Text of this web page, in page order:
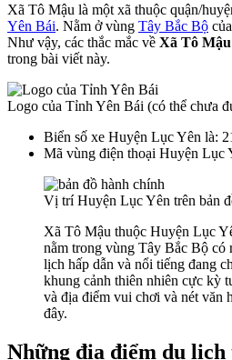
Xã Tô Mậu là một xã thuộc quận/
Yên Bái. Nằm ở vùng Tây Bắc Bộ
Như vậy, các thắc mắc về Xã Tô
trong bài viết này.
Logo của Tỉnh Yên Bái (có thể chưa
Biển số xe Huyện Lục Yên là:
Mã vùng điện thoại Huyện Lục
Vị trí Huyện Lục Yên trên bản
Xã Tô Mậu thuộc Huyện Lục
nằm trong vùng Tây Bắc Bộ có
lịch hấp dẫn và nổi tiếng đang
khung cảnh thiên nhiên cực kỳ
và địa điểm vui chơi và nét văn
đây.
Những địa điểm du